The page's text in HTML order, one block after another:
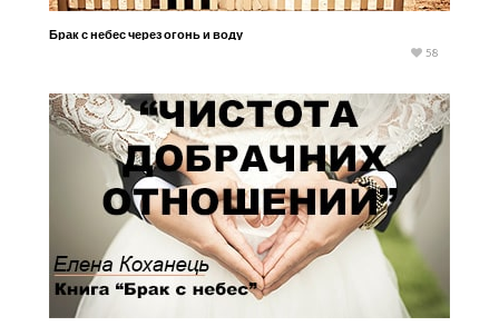
Брак с небес через огонь и воду
58